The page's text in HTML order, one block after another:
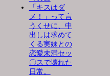
「キスはダ
メ！」って言
うくせに、中
出しは求めて
くる実妹との
恋愛未満セッ
〇スで壊れた
日常。